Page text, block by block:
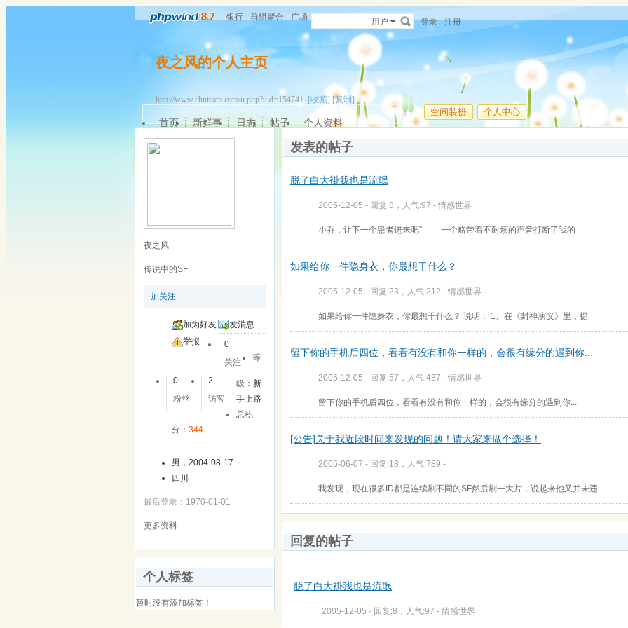
银行 群组聚合 广场 用户 登录 注册
夜之风的个人主页
http://www.chnteam.com/u.php?uid=154741 [收藏] [复制]
空间装扮 个人中心
首页 新鲜事 日志 帖子 个人资料
夜之风
传说中的SF
加关注
加为好友
发消息
举报
0
关注
0
粉丝
2
访客
等
级：新
手上路
总积
分： 344
男，2004-08-17
四川
最后登录：1970-01-01
更多资料
个人标签
暂时没有添加标签！
发表的帖子
脱了白大褂我也是流氓
2005-12-05 - 回复:8，人气:97 - 情感世界
小乔，让下一个患者进来吧” 一个略带着不耐烦的声音打断了我的
如果给你一件隐身衣，你最想干什么？
2005-12-05 - 回复:23，人气:212 - 情感世界
如果给你一件隐身衣，你最想干什么？ 说明： 1、在《封神演义》里，提
留下你的手机后四位，看看有没有和你一样的，会很有缘分的遇到你...
2005-12-05 - 回复:57，人气:437 - 情感世界
留下你的手机后四位，看看有没有和你一样的，会很有缘分的遇到你...
[公告]关于我近段时间来发现的问题！请大家来做个选择！
2005-06-07 - 回复:18，人气:789 -
我发现，现在很多ID都是连续刷不同的SF然后刷一大片，说起来他又并未违
回复的帖子
脱了白大褂我也是流氓
2005-12-05 - 回复:8，人气:97 - 情感世界